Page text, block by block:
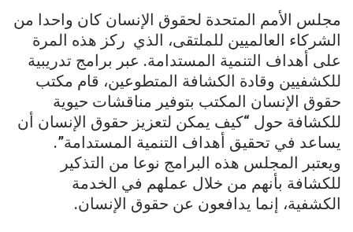
مجلس الأمم المتحدة لحقوق الإنسان كان واحدا من
الشركاء العالميين للملتقى، الذي ركز هذه المرة
على أهداف التنمية المستدامة. عبر برامج تدريبية
للكشفيين وقادة الكشافة المتطوعين، قام مكتب
حقوق الإنسان المكتب بتوفير مناقشات حيوية
للكشافة حول “كيف يمكن لتعزيز حقوق الإنسان أن
يساعد في تحقيق أهداف التنمية المستدامة”.
ويعتبر المجلس هذه البرامج نوعا من التذكير
للكشافة بأنهم من خلال عملهم في الخدمة
الكشفية، إنما يدافعون عن حقوق الإنسان.